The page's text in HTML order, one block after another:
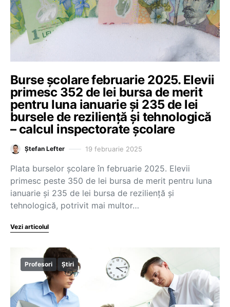
Burse școlare februarie 2025. Elevii
primesc 352 de lei bursa de merit
pentru luna ianuarie și 235 de lei
bursele de reziliență și tehnologică
– calcul inspectorate școlare
Ștefan Lefter 19 februarie 2025
Plata burselor școlare în februarie 2025. Elevii
primesc peste 350 de lei bursa de merit pentru luna
ianuarie și 235 de lei bursa de reziliență și
tehnologică, potrivit mai multor…
Vezi articolul
Profesori Știri